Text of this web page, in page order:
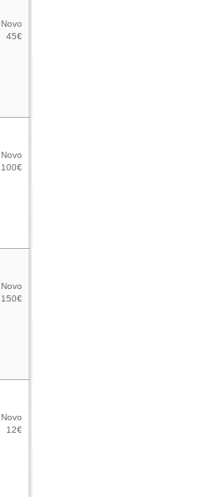
Novo
45€
Novo
100€
Novo
150€
Novo
12€